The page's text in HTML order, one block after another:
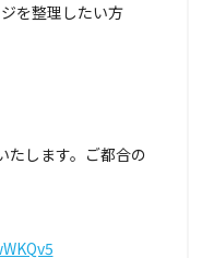
を整理したい方
します。ご都合の